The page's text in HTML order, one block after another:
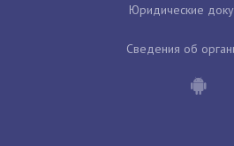
Юридические
Сведения об